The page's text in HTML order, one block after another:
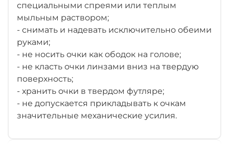
специальными спреями или теплым
мыльным раствором;
- снимать и надевать исключительно обеими
руками;
- не носить очки как ободок на голове;
- не класть очки линзами вниз на твердую
поверхность;
- хранить очки в твердом футляре;
- не допускается прикладывать к очкам
значительные механические усилия.